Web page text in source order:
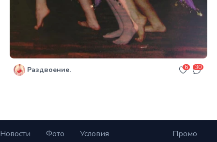
Раздвоение. 6 30
Новости Фото
Условия
Промо